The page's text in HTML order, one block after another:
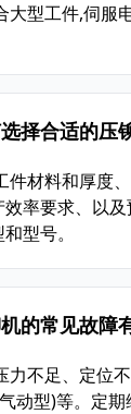
大型工件,伺服
择合适的压
材料和厚度
率要求、以
型号。
的常见故障
力不足、定位
动型)等。定